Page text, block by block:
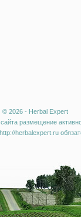
© 2026 - Herbal Expert
размещение
herbalexpert.ru